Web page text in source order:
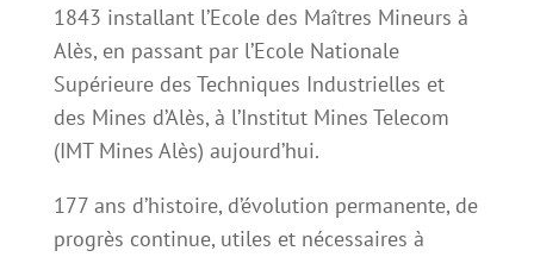
1843 installant l’Ecole des Maîtres Mineurs à
Alès, en passant par l’Ecole Nationale
Supérieure des Techniques Industrielles et
des Mines d’Alès, à l’Institut Mines Telecom
(IMT Mines Alès) aujourd’hui.
177 ans d’histoire, d’évolution permanente, de
progrès continue, utiles et nécessaires à